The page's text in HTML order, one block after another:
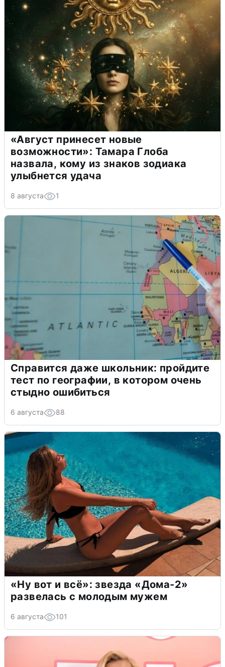
«Август принесет новые
возможности»: Тамара Глоба
назвала, кому из знаков зодиака
улыбнется удача
8 августа 1
Справится даже школьник: пройдите
тест по географии, в котором очень
стыдно ошибиться
6 августа 88
«Ну вот и всё»: звезда «Дома-2»
развелась с молодым мужем
6 августа 101